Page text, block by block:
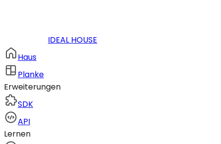
IDEAL HOUSE
Haus
Planke
Erweiterungen
SDK
API
Lernen